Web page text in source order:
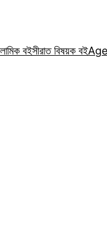
বইসীরাত বিষয়ক বই